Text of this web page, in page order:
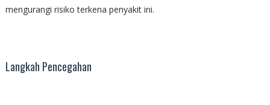
mengurangi risiko terkena penyakit ini.
Langkah Pencegahan